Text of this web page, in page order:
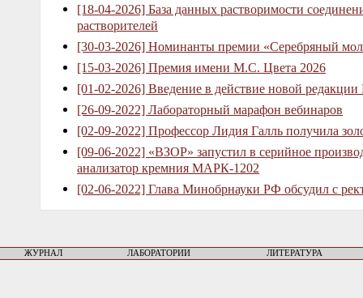
[18-04-2026] База данных растворимости
растворителей
[30-03-2026] Номинанты премии «Серебряный
[15-03-2026] Премия имени М.С. Цвета 2026
[01-02-2026] Введение в действие новой
[26-09-2022] Лабораторный марафон вебинаров
[02-09-2022] Профессор Лидия Галль получила
[09-06-2022] «ВЗОР» запустил в серийное
анализатор кремния МАРК-1202
[02-06-2022] Глава Минобрнауки РФ обсудил с
ЖУРНАЛ ЛАБОРАТОРИИ ЛИТЕРАТУРА